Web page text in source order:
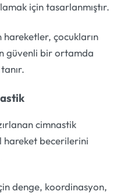
için tasarlanmıştır.
çocukların
güvenli bir ortamda
cimnastik
hareket becerilerini
denge, koordinasyon,